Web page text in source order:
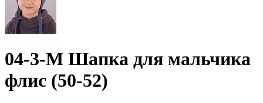
04-3-M Шапка для мальчика
флис (50-52)